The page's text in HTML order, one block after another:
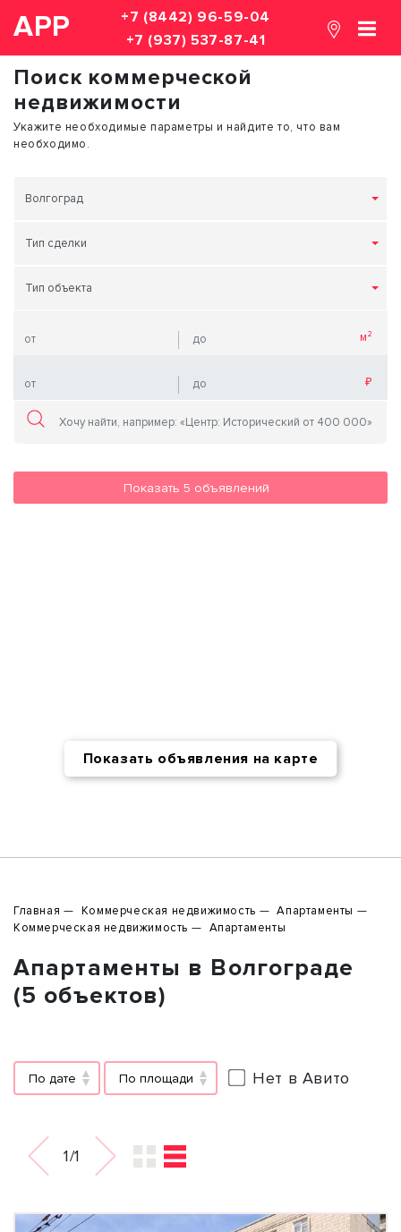
АРР
+7 (8442) 96-59-04
+7 (937) 537-87-41
Поиск коммерческой
недвижимости
Укажите необходимые параметры и найдите то, что вам
необходимо.
Волгоград
Тип сделки
Тип объекта
Показать 5 объявлений
Показать объявления на карте
Главная Коммерческая недвижимость
Апартаменты
Коммерческая недвижимость
Апартаменты
Апартаменты в Волгограде
(5 объектов)
По дате По площади Нет в Авито
1/1